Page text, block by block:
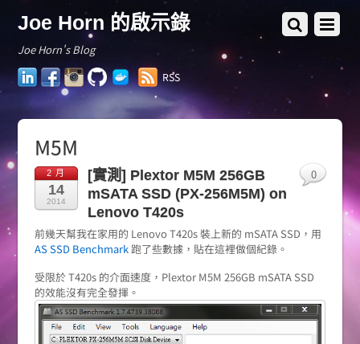
Joe Horn 的啟示錄
Joe Horn's Blog
LinkedInFacebookInstagram
GitHubDocker
Hub
RSS
M5M
2 月
14
2014
[實測] Plextor M5M 256GB
mSATA SSD (PX-256M5M) on
Lenovo T420s
前幾天幫我在家用的 Lenovo T420s 裝上新的 mSATA SSD，用
AS SSD Benchmark跑了些數據，貼在這裡做個紀錄。
受限於 T420s 的介面速度，Plextor M5M 256GB mSATA SSD
的效能沒有完全發揮。
0